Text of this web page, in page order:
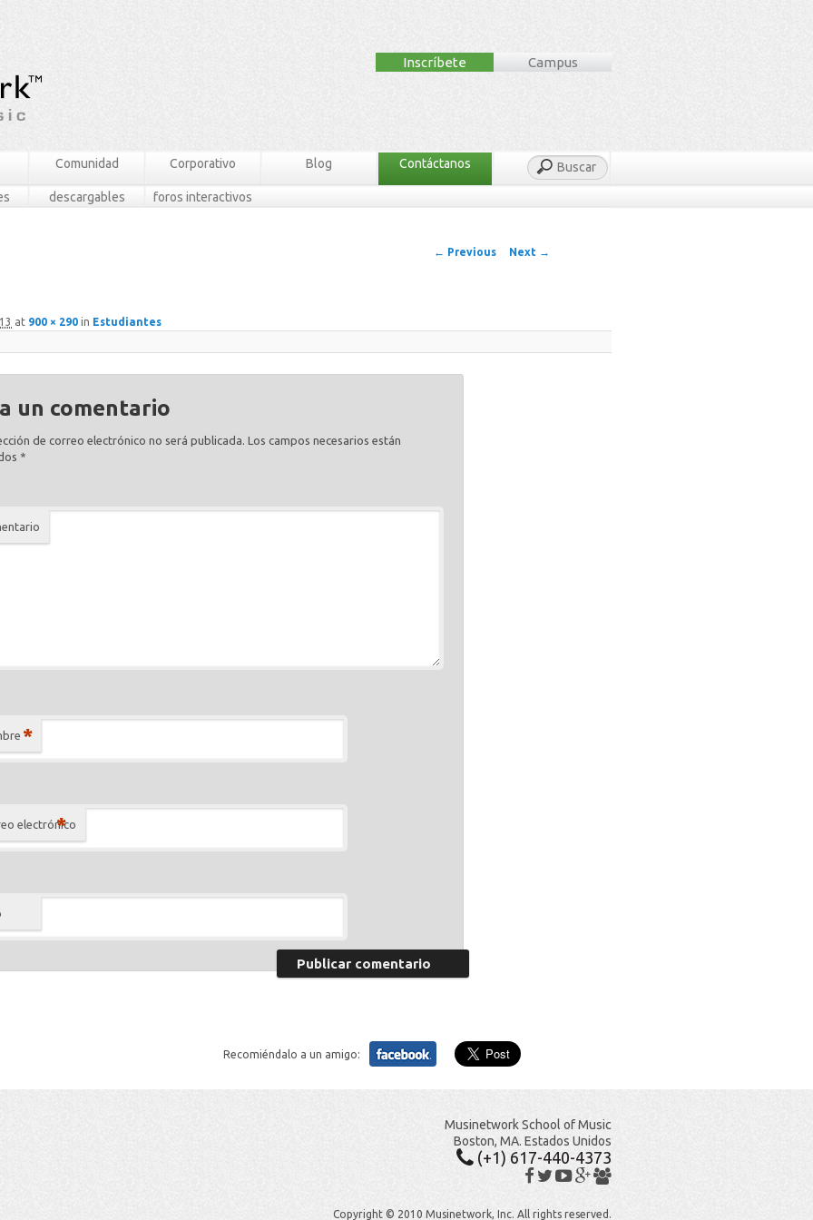
Campus
Inscríbete
Comunidad Corporativo Blog Contáctanos Buscar
descargables foros interactivos
Image
← Previous Next →
at 900 × 290 in Estudiantes
un comentario
de correo electrónico no será publicada. Los campos necesarios están
*
*
electrónico
*
Recomiéndalo a un amigo:
Musinetwork School of Music
Boston, MA. Estados Unidos
(+1) 617-440-4373
Copyright © 2010 Musinetwork, Inc. All rights reserved.